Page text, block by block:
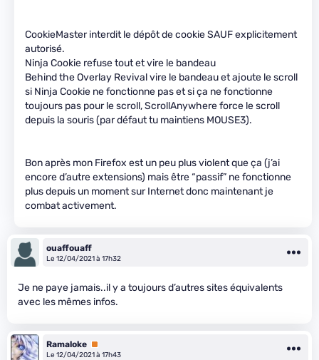
CookieMaster interdit le dépôt de cookie SAUF explicitement
autorisé.
Ninja Cookie refuse tout et vire le bandeau
Behind the Overlay Revival vire le bandeau et ajoute le scroll
si Ninja Cookie ne fonctionne pas et si ça ne fonctionne
toujours pas pour le scroll, ScrollAnywhere force le scroll
depuis la souris (par défaut tu maintiens MOUSE3).
Bon après mon Firefox est un peu plus violent que ça (j’ai
encore d’autre extensions) mais être “passif” ne fonctionne
plus depuis un moment sur Internet donc maintenant je
combat activement.
ouaffouaff
Le 12/04/2021 à 17h32
Je ne paye jamais..il y a toujours d’autres sites équivalents
avec les mêmes infos.
Ramaloke Premium
Le 12/04/2021 à 17h43